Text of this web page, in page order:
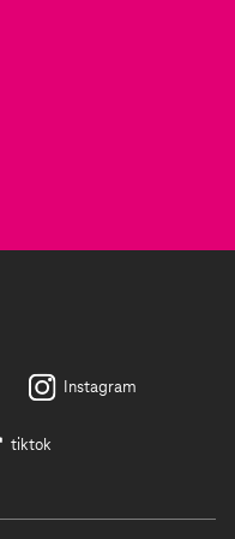
Instagram
tiktok